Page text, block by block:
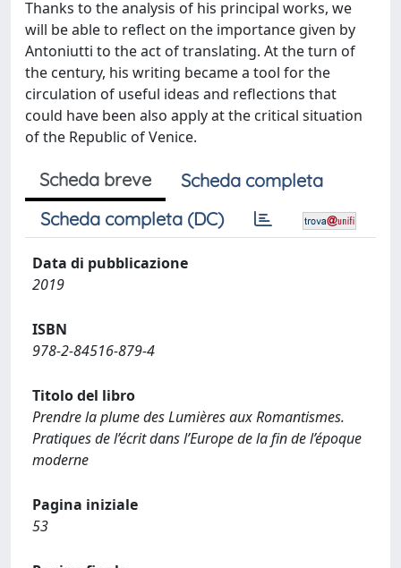
Thanks to the analysis of his principal works, we
will be able to reflect on the importance given by
Antoniutti to the act of translating. At the turn of
the century, his writing became a tool for the
circulation of useful ideas and reflections that
could have been also apply at the critical situation
of the Republic of Venice.
Scheda breve
Scheda completa
Scheda completa (DC)
Data di pubblicazione
2019
ISBN
978-2-84516-879-4
Titolo del libro
Prendre la plume des Lumières aux Romantismes.
Pratiques de l’écrit dans l’Europe de la fin de l’époque
moderne
Pagina iniziale
53